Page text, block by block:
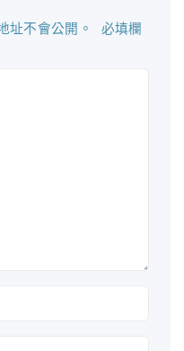
址不會公開。
必填欄